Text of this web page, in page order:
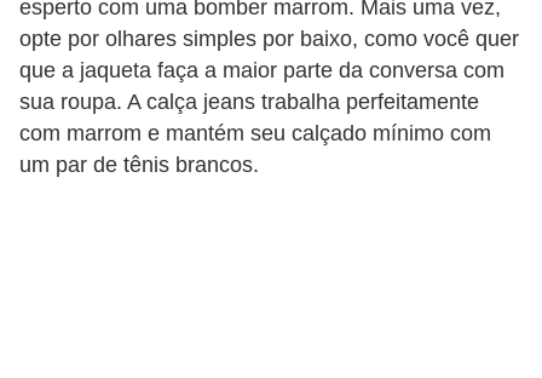
esperto com uma bomber marrom. Mais uma vez,
opte por olhares simples por baixo, como você quer
que a jaqueta faça a maior parte da conversa com
sua roupa. A calça jeans trabalha perfeitamente
com marrom e mantém seu calçado mínimo com
um par de tênis brancos.